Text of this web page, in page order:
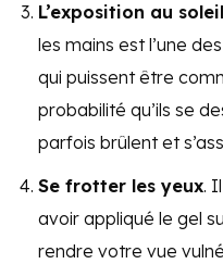
L’exposition au soleil
les mains est l’une
qui puissent être
probabilité qu’ils se
parfois brûlent et
Se frotter les yeux.
avoir appliqué le gel
rendre votre vue